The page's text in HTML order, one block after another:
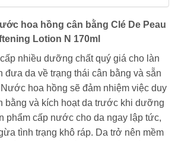
hoa hồng cân bằng Clé De Peau
Lotion N 170ml
nhiều dưỡng chất quý giá cho làn
đưa da về trạng thái cân bằng và sẵn
hoa hồng sẽ đảm nhiệm việc duy
bằng và kích hoạt da trước khi dưỡng
phẩm cấp nước cho da ngay lập tức,
tình trạng khô ráp. Da trở nên mềm